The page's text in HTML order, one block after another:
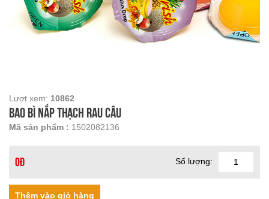
Lượt xem: 10862
bao bì nắp thạch rau câu
Mã sản phẩm : 1502082136
0đ Số lượng: